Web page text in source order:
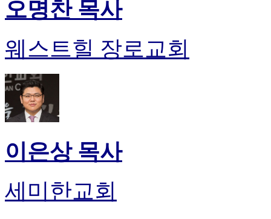
오명찬 목사
웨스트힐 장로교회
이은상 목사
세미한교회